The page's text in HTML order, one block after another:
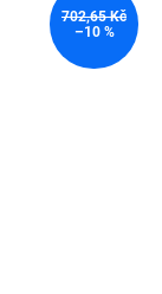
702,65 Kč
–10 %